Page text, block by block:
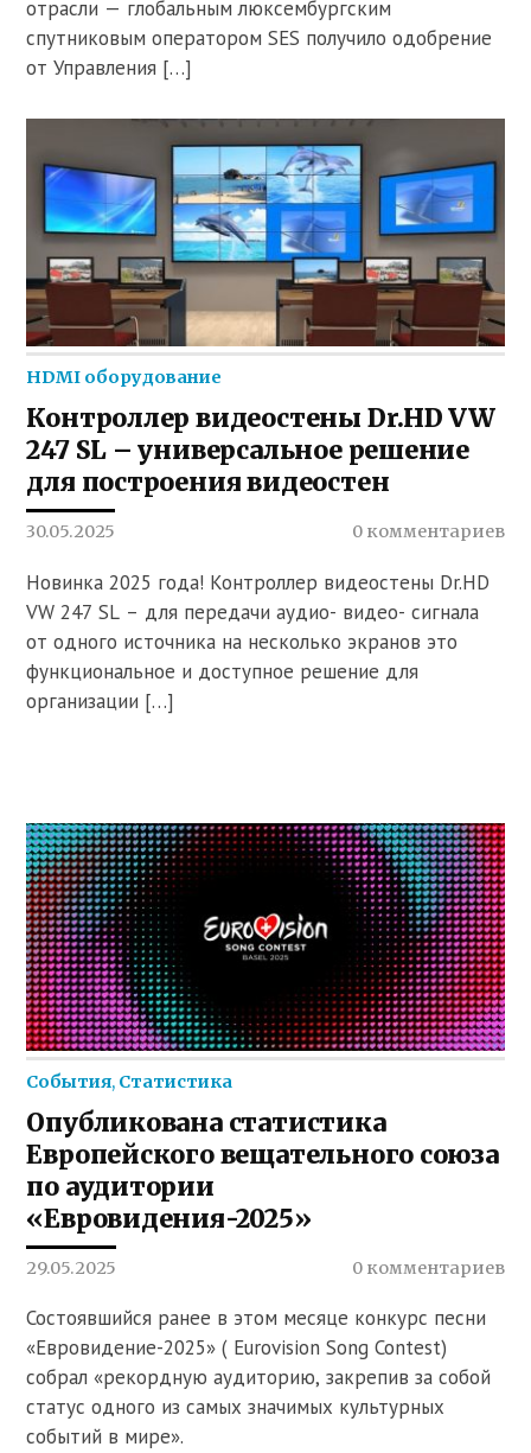
отрасли — глобальным люксембургским
спутниковым оператором SES получило одобрение
от Управления […]
HDMI оборудование
Контроллер видеостены Dr.HD VW
247 SL – универсальное решение
для построения видеостен
30.05.2025 0 комментариев
Новинка 2025 года! Контроллер видеостены Dr.HD
VW 247 SL – для передачи аудио- видео- сигнала
от одного источника на несколько экранов это
функциональное и доступное решение для
организации […]
События, Статистика
Опубликована статистика
Европейского вещательного союза
по аудитории
«Евровидения-2025»
29.05.2025 0 комментариев
Состоявшийся ранее в этом месяце конкурс песни
«Евровидение-2025» ( Eurovision Song Contest)
собрал «рекордную аудиторию, закрепив за собой
статус одного из самых значимых культурных
событий в мире».